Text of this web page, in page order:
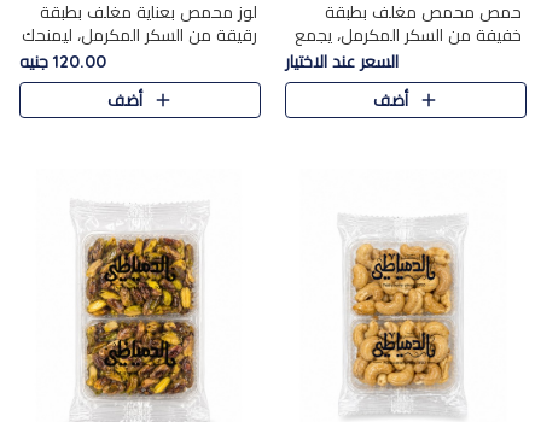
حمص محمص مغلف بطبقة
خفيفة من السكر المكرمل، يجمع
بين القرمشة المميزة والطعم
الشرقي الأصيل في واحدة من أشهر
حلويات الموسم.
السعر عند الاختيار
أضف
لوز محمص بعناية مغلف بطبقة
رقيقة من السكر المكرمل، ليمنحك
قرمشة راقية ونكهة غنية تبرز
فخامة اللوز في كل قطعة.
120.00 جنيه
أضف